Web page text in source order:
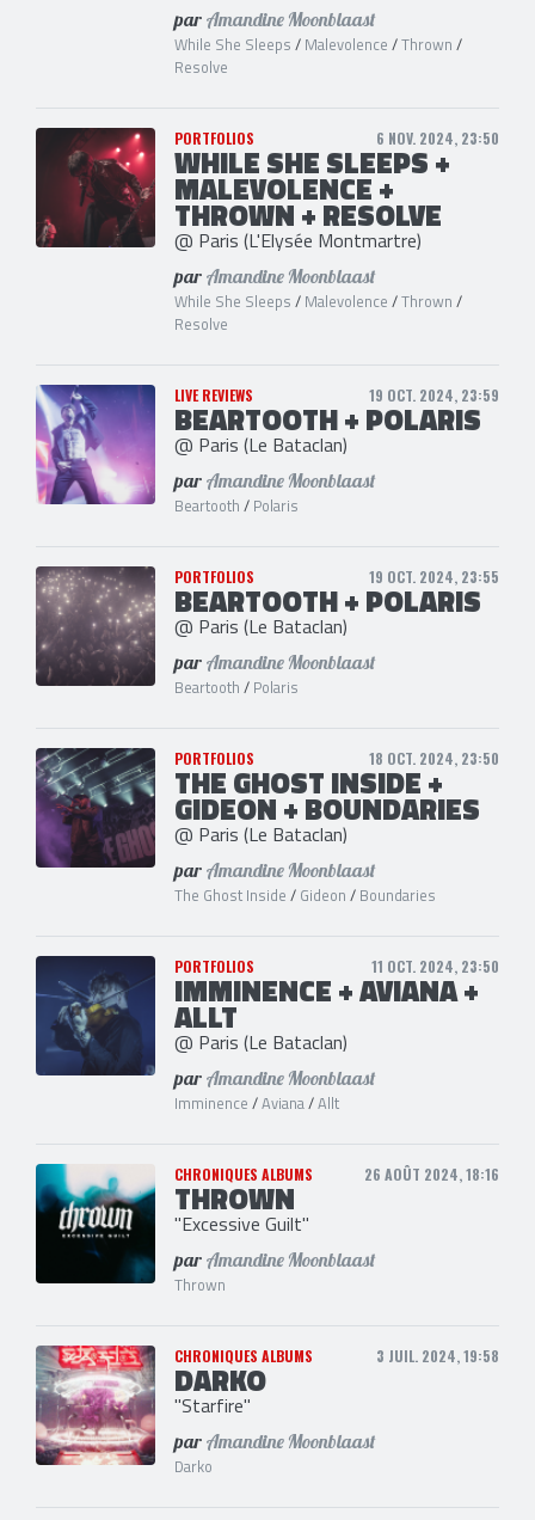
par Amandine Moonblaast
While She Sleeps / Malevolence /Thrown /
Resolve
PORTFOLIOS 6 NOV. 2024, 23:50
WHILE SHE SLEEPS +
MALEVOLENCE +
THROWN + RESOLVE
@ Paris (L'Elysée Montmartre)
par Amandine Moonblaast
While She Sleeps / Malevolence /Thrown /
Resolve
LIVE REVIEWS 19 OCT. 2024, 23:59
BEARTOOTH + POLARIS
@ Paris (Le Bataclan)
par Amandine Moonblaast
Beartooth / Polaris
PORTFOLIOS 19 OCT. 2024, 23:55
BEARTOOTH + POLARIS
@ Paris (Le Bataclan)
par Amandine Moonblaast
Beartooth / Polaris
PORTFOLIOS 18 OCT. 2024, 23:50
THE GHOST INSIDE +
GIDEON + BOUNDARIES
@ Paris (Le Bataclan)
par Amandine Moonblaast
The Ghost Inside / Gideon / Boundaries
PORTFOLIOS 11 OCT. 2024, 23:50
IMMINENCE + AVIANA +
ALLT
@ Paris (Le Bataclan)
par Amandine Moonblaast
Imminence /Aviana/Allt
CHRONIQUES ALBUMS 26 AOÛT 2024, 18:16
THROWN
"Excessive Guilt"
par Amandine Moonblaast
Thrown
CHRONIQUES ALBUMS 3 JUIL. 2024, 19:58
DARKO
"Starfire"
par Amandine Moonblaast
Darko